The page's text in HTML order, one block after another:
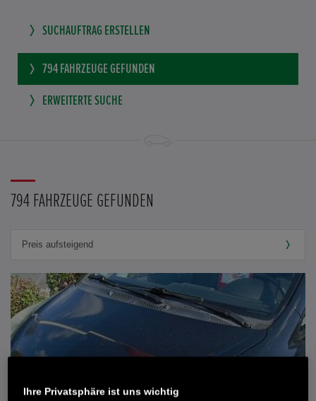
SUCHAUFTRAG ERSTELLEN
794 FAHRZEUGE GEFUNDEN
ERWEITERTE SUCHE
794 FAHRZEUGE GEFUNDEN
Ihre Privatsphäre ist uns wichtig